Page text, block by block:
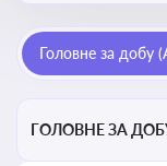
Головне за добу
ГОЛОВНЕ ЗА